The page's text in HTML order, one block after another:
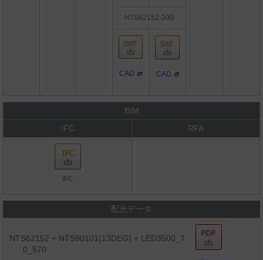
NTS62152-200
CAD CAD
BIM
IFC
RFA
IFC
配光データ
NTS62152 + NTS90101(13DEG) + LED3500_7
0_570